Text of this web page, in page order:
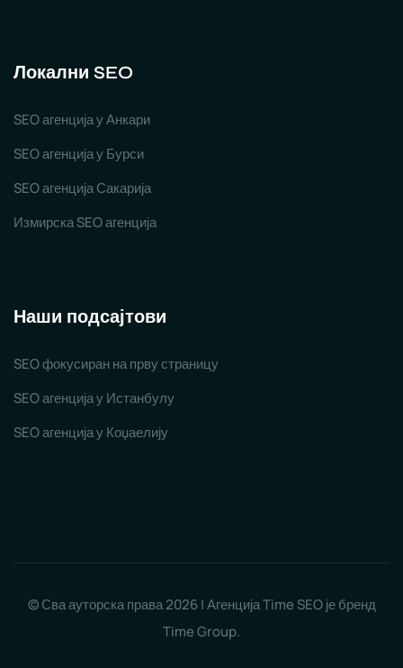
Локални SEO
SEO агенција у Анкари
SEO агенција у Бурси
SEO агенција Сакарија
Измирска SEO агенција
Наши подсајтови
SEO фокусиран на прву страницу
SEO агенција у Истанбулу
SEO агенција у Коџаелију
© Сва ауторска права 2026 | Агенција Time SEO је бренд
Time Group.